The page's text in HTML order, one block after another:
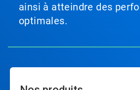
ainsi à atteindre des
optimales.